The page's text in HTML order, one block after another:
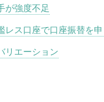
が強度不足
レス口座で口座振替を
リエーション